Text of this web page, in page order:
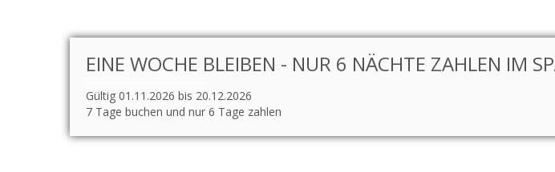
EINE WOCHE BLEIBEN - NUR 6 NÄCHTE ZAHLEN IM
Gültig 01.11.2026 bis 20.12.2026
7 Tage buchen und nur 6 Tage zahlen